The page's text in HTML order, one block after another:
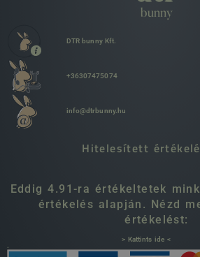
DTR bunny Kft.
+36307475074
info@dtrbunny.hu
Hitelesített
Eddig 4.91-ra értékeltetek
értékelés alapján. Nézd
értékelést:
> Kattints ide <